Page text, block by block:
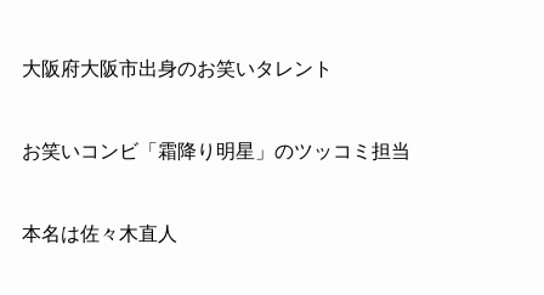
大阪府大阪市出身のお笑いタレント
お笑いコンビ「霜降り明星」のツッコミ担当
本名は佐々木直人